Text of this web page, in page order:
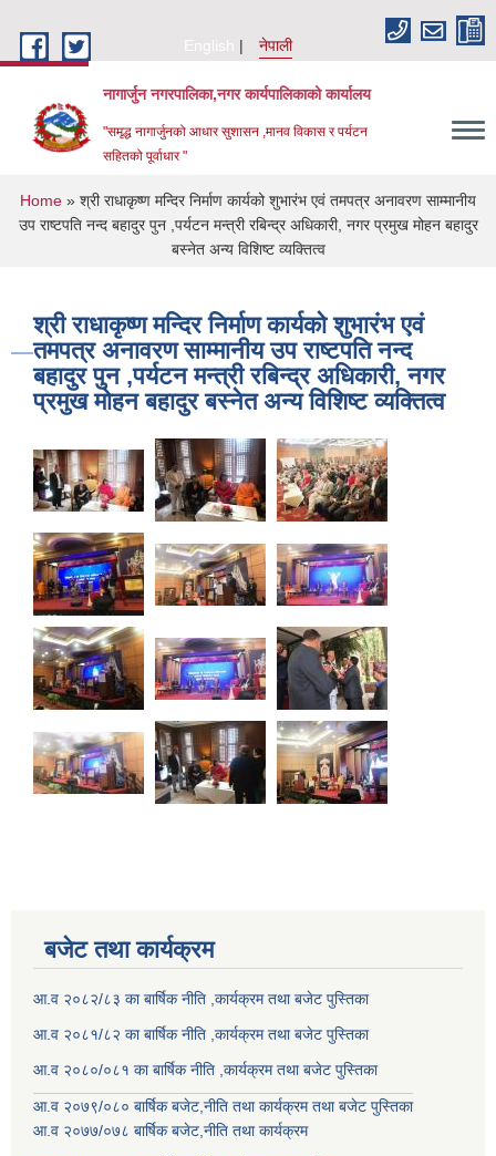
English
नेपाली
नागार्जुन नगरपालिका,नगर कार्यपालिकाको कार्यालय
"समृद्ध नागार्जुनको आधार सुशासन ,मानव विकास र पर्यटन
सहितको पूर्वाधार "
You are here
Home » श्री राधाकृष्ण मन्दिर निर्माण कार्यको शुभारंभ एवं तमपत्र अनावरण साम्मानीय
उप राष्टपति नन्द बहादुर पुन ,पर्यटन मन्त्री रबिन्द्र अधिकारी, नगर प्रमुख मोहन बहादुर
बस्नेत अन्य विशिष्ट व्यक्तित्व
श्री राधाकृष्ण मन्दिर निर्माण कार्यको शुभारंभ एवं
तमपत्र अनावरण साम्मानीय उप राष्टपति नन्द
बहादुर पुन ,पर्यटन मन्त्री रबिन्द्र अधिकारी, नगर
प्रमुख मोहन बहादुर बस्नेत अन्य विशिष्ट व्यक्तित्व
बजेट तथा कार्यक्रम
आ.व २०८२/८३ का बार्षिक नीति ,कार्यक्रम तथा बजेट पुस्तिका
आ.व २०८१/८२ का बार्षिक नीति ,कार्यक्रम तथा बजेट पुस्तिका
आ.व २०८०/०८१ का बार्षिक नीति ,कार्यक्रम तथा बजेट पुस्तिका
आ.व २०७९/०८० बार्षिक बजेट,नीति तथा कार्यक्रम तथा बजेट पुस्तिका
आ.व २०७७/०७८ बार्षिक बजेट,नीति तथा कार्यक्रम